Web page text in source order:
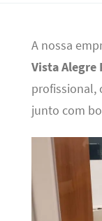
A nossa
Vista Alegre
profissional,
junto com